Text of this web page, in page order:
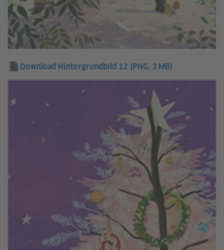
Download Hintergrundbild 12 (PNG, 3 MB)